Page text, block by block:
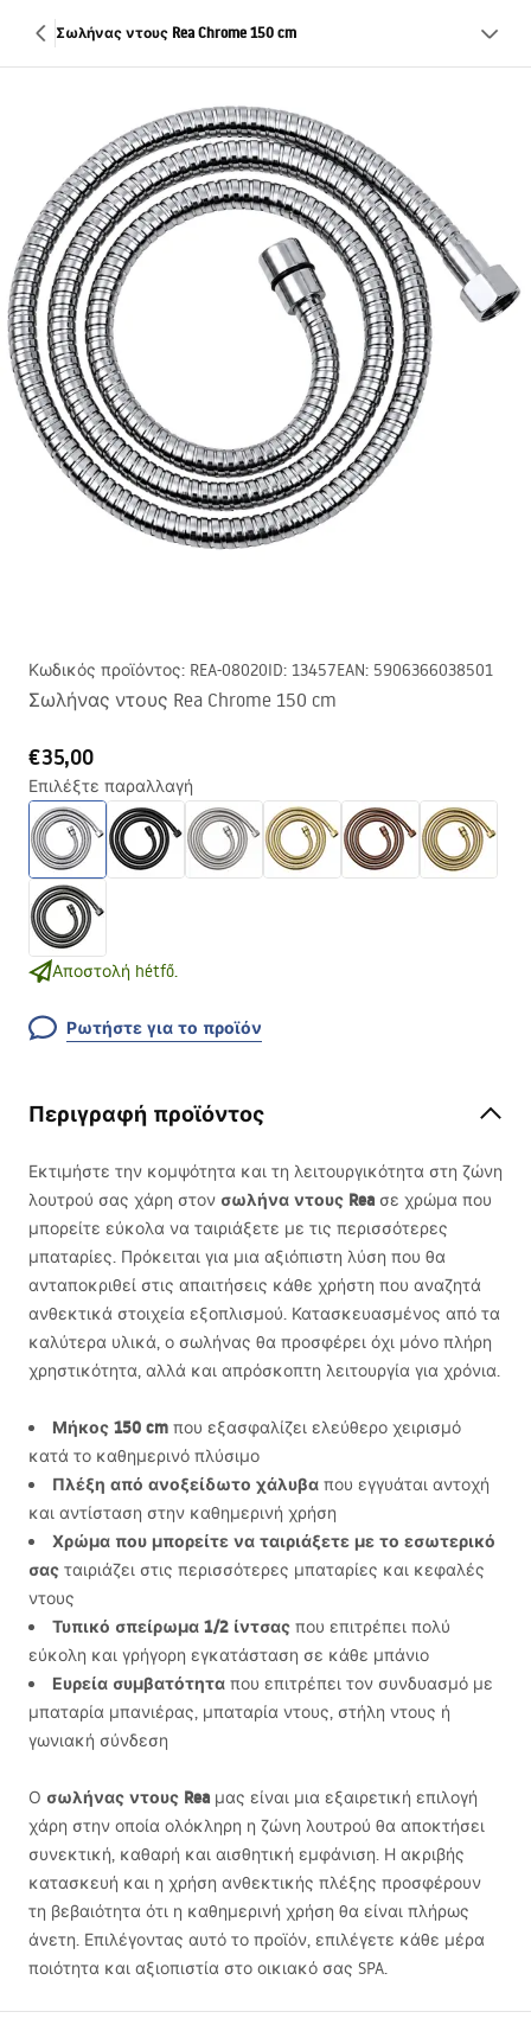
Σωλήνας ντους Rea Chrome 150 cm
Κωδικός προϊόντος: REA-08020ID: 13457EAN: 5906366038501
Σωλήνας ντους Rea Chrome 150 cm
€35,00
Επιλέξτε παραλλαγή
Αποστολή hétfő.
Ρωτήστε για το προϊόν
Περιγραφή προϊόντος
Εκτιμήστε την κομψότητα και τη λειτουργικότητα στη ζώνη
λουτρού σας χάρη στον σωλήνα ντους Rea σε χρώμα που
μπορείτε εύκολα να ταιριάξετε με τις περισσότερες
μπαταρίες. Πρόκειται για μια αξιόπιστη λύση που θα
ανταποκριθεί στις απαιτήσεις κάθε χρήστη που αναζητά
ανθεκτικά στοιχεία εξοπλισμού. Κατασκευασμένος από τα
καλύτερα υλικά, ο σωλήνας θα προσφέρει όχι μόνο πλήρη
χρηστικότητα, αλλά και απρόσκοπτη λειτουργία για χρόνια.
Μήκος 150 cm που εξασφαλίζει ελεύθερο χειρισμό
κατά το καθημερινό πλύσιμο
Πλέξη από ανοξείδωτο χάλυβα που εγγυάται αντοχή
και αντίσταση στην καθημερινή χρήση
Χρώμα που μπορείτε να ταιριάξετε με το εσωτερικό
σας ταιριάζει στις περισσότερες μπαταρίες και κεφαλές
ντους
Τυπικό σπείρωμα 1/2 ίντσας που επιτρέπει πολύ
εύκολη και γρήγορη εγκατάσταση σε κάθε μπάνιο
Ευρεία συμβατότητα που επιτρέπει τον συνδυασμό με
μπαταρία μπανιέρας, μπαταρία ντους, στήλη ντους ή
γωνιακή σύνδεση
Ο σωλήνας ντους Rea μας είναι μια εξαιρετική επιλογή
χάρη στην οποία ολόκληρη η ζώνη λουτρού θα αποκτήσει
συνεκτική, καθαρή και αισθητική εμφάνιση. Η ακριβής
κατασκευή και η χρήση ανθεκτικής πλέξης προσφέρουν
τη βεβαιότητα ότι η καθημερινή χρήση θα είναι πλήρως
άνετη. Επιλέγοντας αυτό το προϊόν, επιλέγετε κάθε μέρα
ποιότητα και αξιοπιστία στο οικιακό σας SPA.